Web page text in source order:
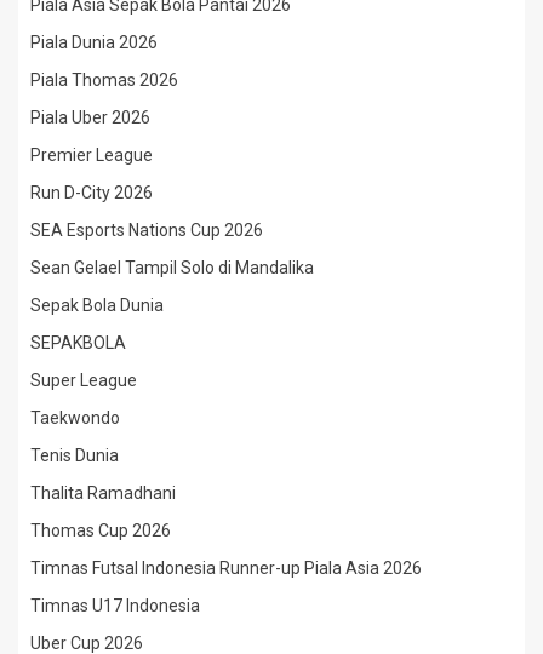
Piala Asia Sepak Bola Pantai 2026
Piala Dunia 2026
Piala Thomas 2026
Piala Uber 2026
Premier League
Run D-City 2026
SEA Esports Nations Cup 2026
Sean Gelael Tampil Solo di Mandalika
Sepak Bola Dunia
SEPAKBOLA
Super League
Taekwondo
Tenis Dunia
Thalita Ramadhani
Thomas Cup 2026
Timnas Futsal Indonesia Runner-up Piala Asia 2026
Timnas U17 Indonesia
Uber Cup 2026